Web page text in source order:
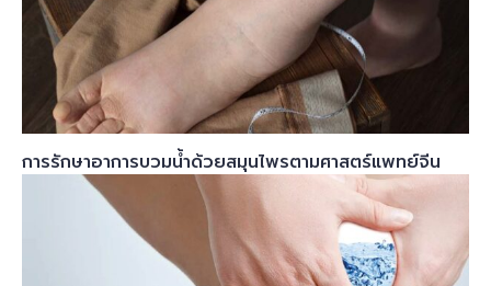
การรักษาอาการบวมน้ำด้วยสมุนไพรตามศาสตร์แพทย์จีน